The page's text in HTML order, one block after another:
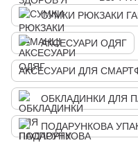
СУМКИ РЮКЗАКИ
АКСЕСУАРИ ОДЯГ
АКСЕСУАРИ ДЛЯ
ОБКЛАДИНКИ ДЛЯ
ПОДАРУНКОВА